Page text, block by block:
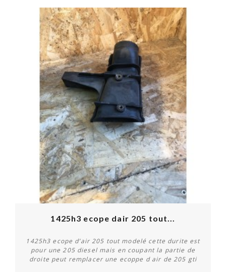
1425h3 ecope dair 205 tout...
1425h3 ecope d’air 205 tout modelé cette durite est
pour une 205 diesel mais en coupant la partie de
droite peut remplacer une ecoppe d air de 205 gti